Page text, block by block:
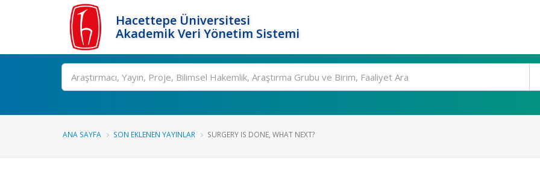
Hacettepe Üniversitesi
Akademik Veri Yönetim Sistemi
Ara
ANA SAYFA SON EKLENEN YAYINLAR SURGERY IS DONE, WHAT NEXT?